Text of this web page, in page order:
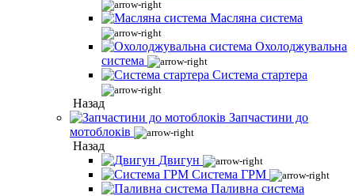
Масляна система
Охолоджувальна
система
Система стартера
Назад
Запчастини до
мотоблоків
Назад
Двигун
Система ГРМ
Паливна система